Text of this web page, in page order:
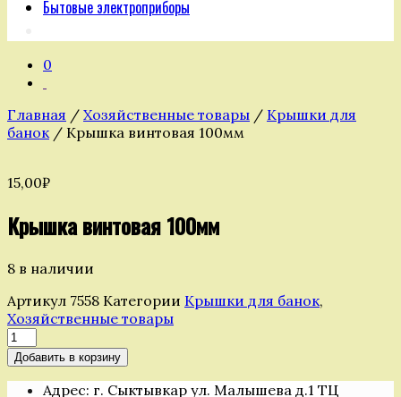
Бытовые электроприборы
0
Главная / Хозяйственные товары / Крышки для
банок/ Крышка винтовая 100мм
15,00₽
Крышка винтовая 100мм
8 в наличии
Артикул 7558 Категории Крышки для банок,
Хозяйственные товары
Количество
товара
Крышка
винтовая
Добавить в корзину
Адрес: г. Сыктывкар ул. Малышева д.1 ТЦ